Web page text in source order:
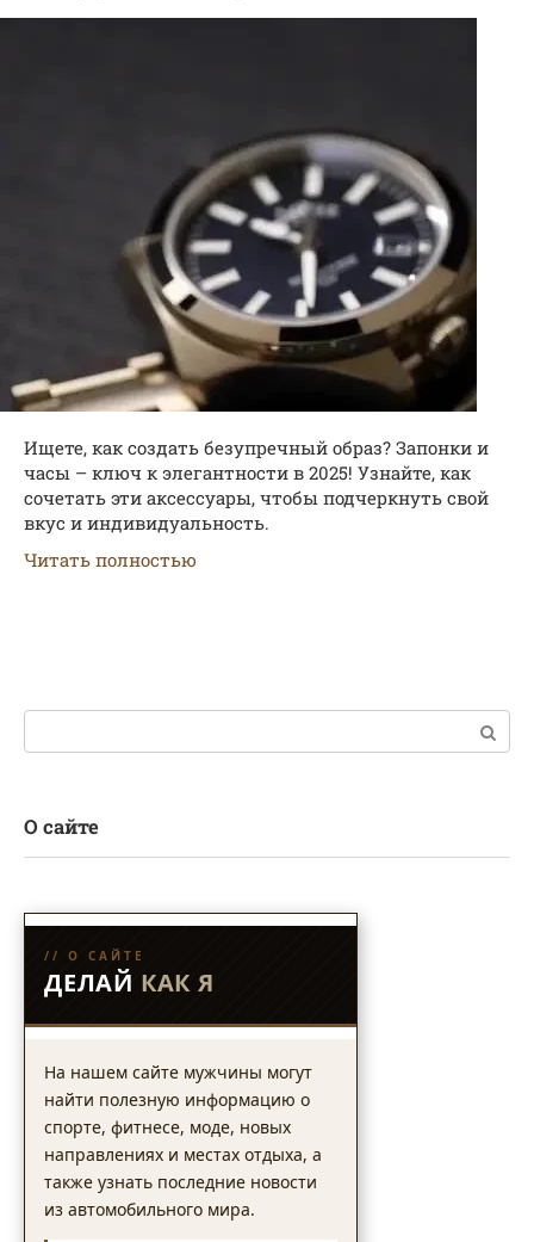
Ищете, как создать безупречный образ? Запонки и
часы – ключ к элегантности в 2025! Узнайте, как
сочетать эти аксессуары, чтобы подчеркнуть свой
вкус и индивидуальность.
Читать полностью
Поиск:
О сайте
// О САЙТЕ
ДЕЛАЙ КАК Я
На нашем сайте мужчины могут
найти полезную информацию о
спорте, фитнесе, моде, новых
направлениях и местах отдыха, а
также узнать последние новости
из автомобильного мира.